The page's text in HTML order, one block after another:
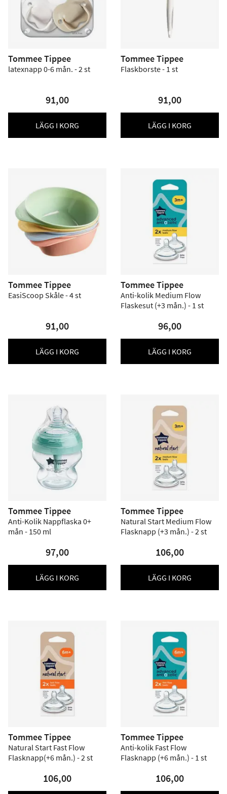
Tommee Tippee
latexnapp 0-6 mån. - 2 st
91,00
LÄGG I KORG
Tommee Tippee
Flaskborste - 1 st
91,00
LÄGG I KORG
Tommee Tippee
EasiScoop Skåle - 4 st
91,00
LÄGG I KORG
Tommee Tippee
Anti-kolik Medium Flow
Flaskesut (+3 mån.) - 1 st
96,00
LÄGG I KORG
Tommee Tippee
Anti-Kolik Nappflaska 0+
mån - 150 ml
97,00
LÄGG I KORG
Tommee Tippee
Natural Start Medium Flow
Flasknapp (+3 mån.) - 2 st
106,00
LÄGG I KORG
Tommee Tippee
Natural Start Fast Flow
Flasknapp(+6 mån.) - 2 st
106,00
Tommee Tippee
Anti-kolik Fast Flow
Flasknapp (+6 mån.) - 1 st
106,00